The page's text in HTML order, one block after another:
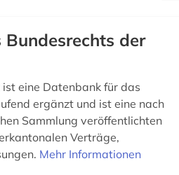
der
eine Datenbank für das
ergänzt und ist eine nach
Sammlung veröffentlichten
Verträge,
Mehr Informationen